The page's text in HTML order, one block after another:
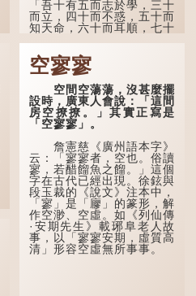
「吾十有五而志於學，三十
而立，四十而不惑，五十而
知天命，六十而耳順，七十
在古代，男子一般於二
十歲進行冠禮，冠禮完成後
便是成人，但由於未達壯
年，所以又稱「弱冠」。
《禮記·曲禮》明確記載：
「人生十年曰幼，學；二十
曰弱，冠；三十曰壯，有
室。」這說明三十歲在...
空寥寥
空間空蕩蕩，沒甚麼擺
設時，廣東人會說：「這間
房空撩撩。」其實正寫是
「空寥寥」。
詹憲慈《廣州語本字》
云：「寥寥者，空也。俗讀
寥，若醋餾魚之餾。」這個
字在古代已經出現。徐鉉與
段玉裁的《說文》注本中，
「寥」是「廫」的篆形，解
作空渺、空虛。如《列仙傳
·安期先生》載琊阜老人故
事，以「寥寥安期，虛質高
清」形容空虛無所事事。